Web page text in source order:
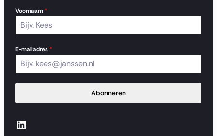
Voornaam *
E-mailadres *
Abonneren
LinkedIn